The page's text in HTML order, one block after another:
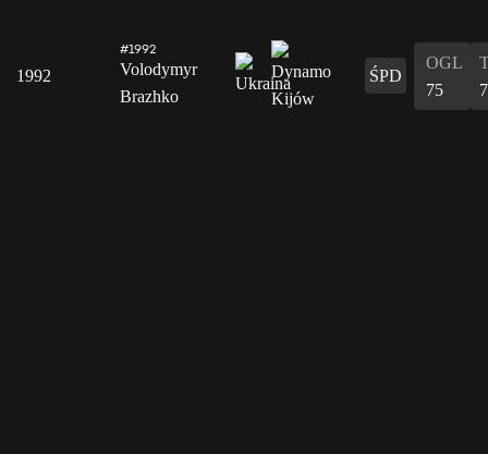
1992
#1992
Volodymyr
Brazhko
ŚPD
OGL
75